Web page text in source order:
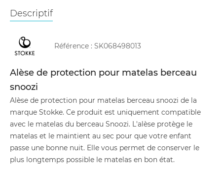
Descriptif
Référence : SK068498013
Alèse de protection pour matelas berceau
snoozi
Alèse de protection pour matelas berceau snoozi de la
marque Stokke. Ce produit est uniquement compatible
avec le matelas du berceau Snoozi. L'alèse protège le
matelas et le maintient au sec pour que votre enfant
passe une bonne nuit. Elle vous permet de conserver le
plus longtemps possible le matelas en bon état.